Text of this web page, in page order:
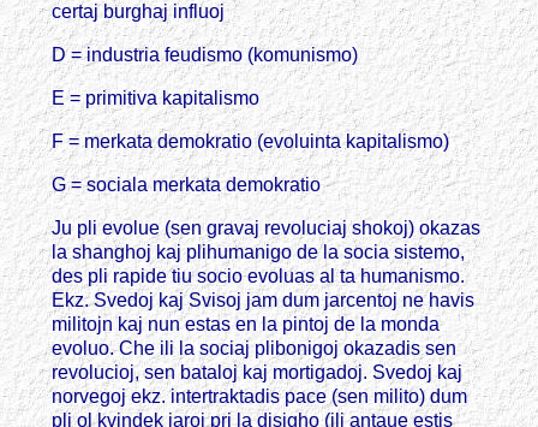
certaj burghaj influoj
D = industria feudismo (komunismo)
E = primitiva kapitalismo
F = merkata demokratio (evoluinta kapitalismo)
G = sociala merkata demokratio
Ju pli evolue (sen gravaj revoluciaj shokoj) okazas
la shanghoj kaj plihumanigo de la socia sistemo,
des pli rapide tiu socio evoluas al ta humanismo.
Ekz. Svedoj kaj Svisoj jam dum jarcentoj ne havis
militojn kaj nun estas en la pintoj de la monda
evoluo. Che ili la sociaj plibonigoj okazadis sen
revolucioj, sen bataloj kaj mortigadoj. Svedoj kaj
norvegoj ekz. intertraktadis pace (sen milito) dum
pli ol kvindek jaroj pri la disigho (ili antaue estis